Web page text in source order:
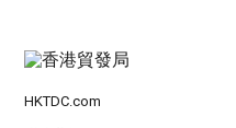
HKTDC.com